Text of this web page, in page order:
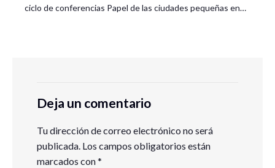
ciclo de conferencias Papel de las ciudades pequeñas en…
Deja un comentario
Tu dirección de correo electrónico no será
publicada. Los campos obligatorios están
marcados con*